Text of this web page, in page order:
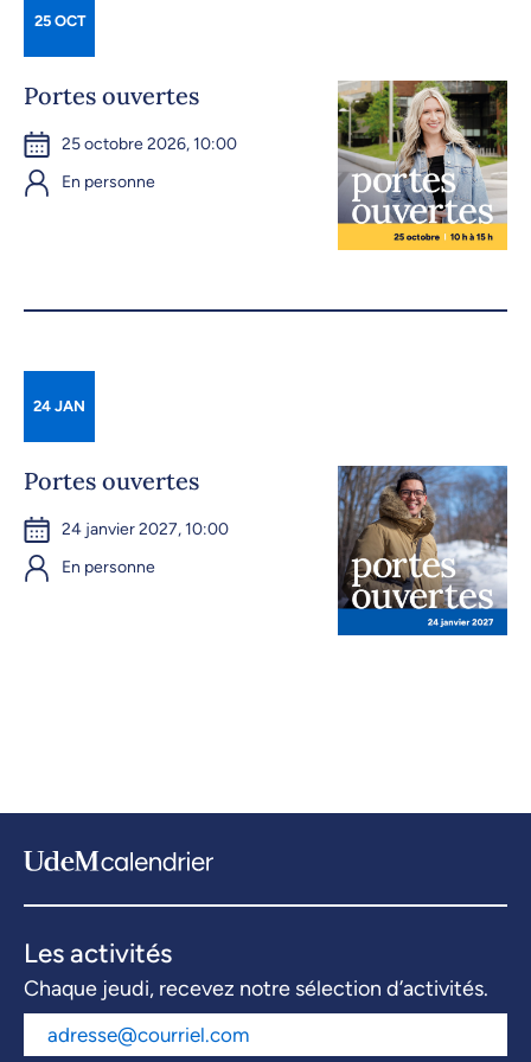
25 OCT
Portes ouvertes
25 octobre 2026, 10:00
En personne
24 JAN
Portes ouvertes
24 janvier 2027, 10:00
En personne
Les activités
Chaque jeudi, recevez notre sélection d’activités.